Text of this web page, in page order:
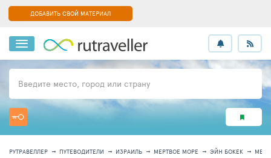
ДОБАВИТЬ СВОЙ МАТЕРИАЛ
Введите место, город или страну
РУТРАВЕЛЛЕР ПУТЕВОДИТЕЛИ ИЗРАИЛЬ МЕРТВОЕ МОРЕ ЭЙН БОКЕК